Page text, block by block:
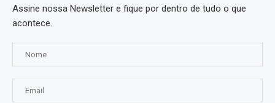
Assine nossa Newsletter e fique por dentro de tudo o que
acontece.